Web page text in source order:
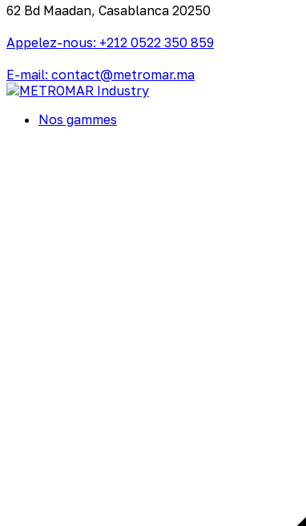
62 Bd Maadan, Casablanca 20250
Appelez-nous: +212 0522 350 859
E-mail: contact@metromar.ma
Nos gammes